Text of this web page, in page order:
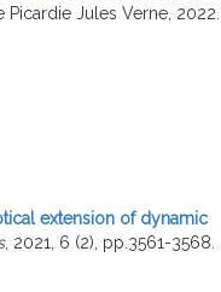
Jules Verne, 2022.
extension of dynamic
, 2021, 6 (2), pp.3561-3568.